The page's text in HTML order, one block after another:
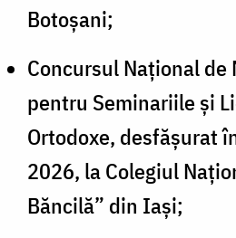
Botoșani;
Concursul Național de
pentru Seminariile și
Ortodoxe, desfășurat
2026, la Colegiul
Băncilă” din Iași;